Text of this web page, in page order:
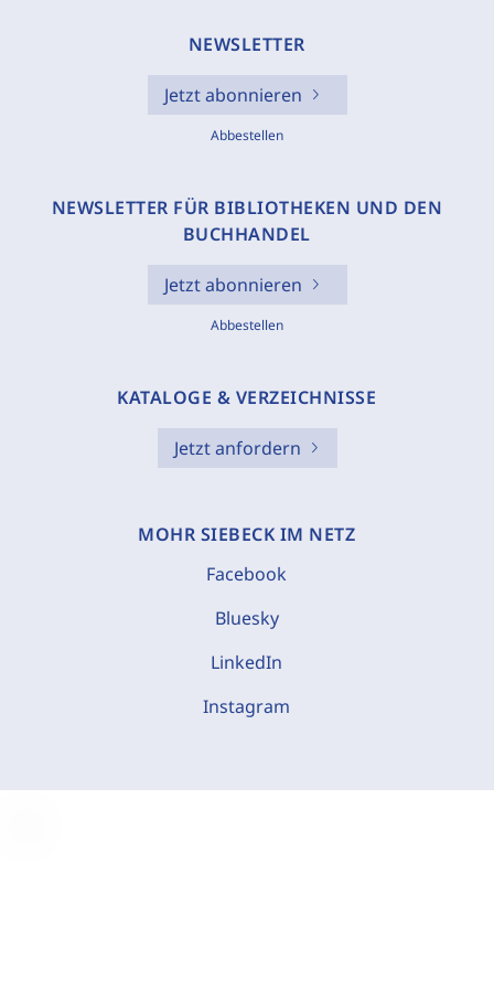
NEWSLETTER
Jetzt abonnieren
Abbestellen
NEWSLETTER FÜR BIBLIOTHEKEN UND DEN
BUCHHANDEL
Jetzt abonnieren
Abbestellen
KATALOGE & VERZEICHNISSE
Jetzt anfordern
MOHR SIEBECK IM NETZ
Facebook
Bluesky
LinkedIn
Instagram